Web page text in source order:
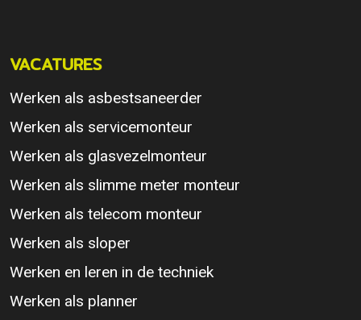
VACATURES
Werken als asbestsaneerder
Werken als servicemonteur
Werken als glasvezelmonteur
Werken als slimme meter monteur
Werken als telecom monteur
Werken als sloper
Werken en leren in de techniek
Werken als planner